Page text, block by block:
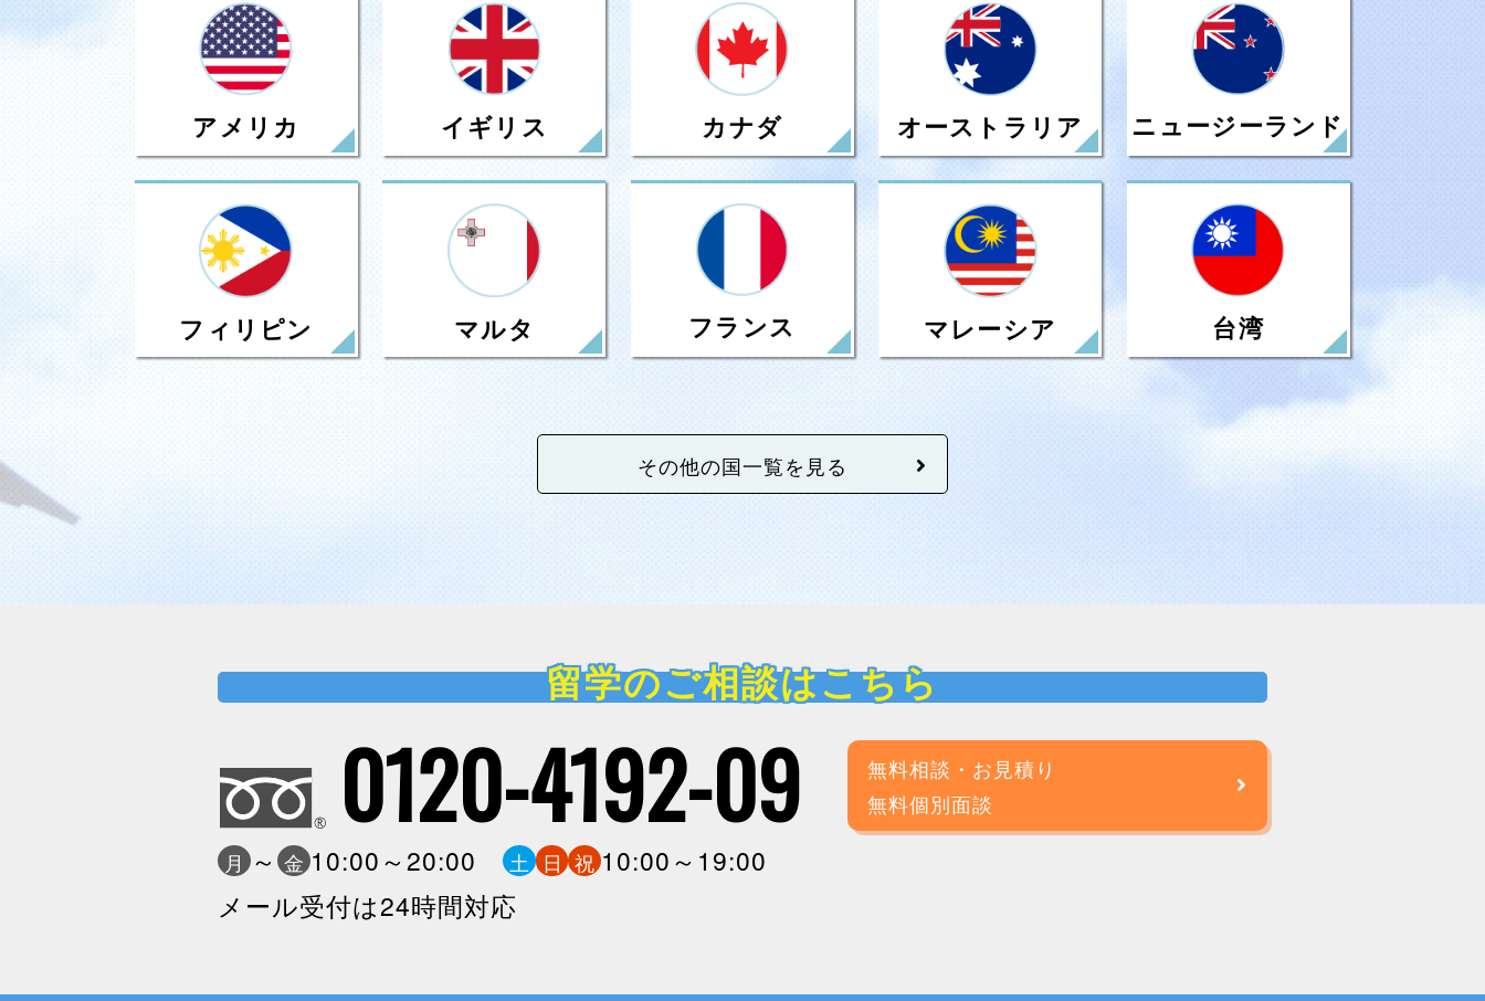
アメリカ イギリス カナダ オーストラリア ニュージーランド
フィリピン マルタ フランス マレーシア 台湾
その他の国一覧を見る
留学のご相談はこちら
0120-4192-09
月 ～ 金 10:00～20:00 土 日 祝 10:00～19:00
メール受付は24時間対応
無料相談・お見積り
無料個別面談